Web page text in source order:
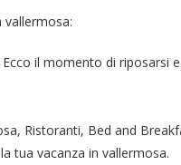
vallermosa:
il momento di riposarsi
Ristoranti, Bed and
tua vacanza in vallermosa.